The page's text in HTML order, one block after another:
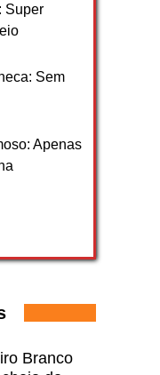
Super
Sem
Apenas
Branco